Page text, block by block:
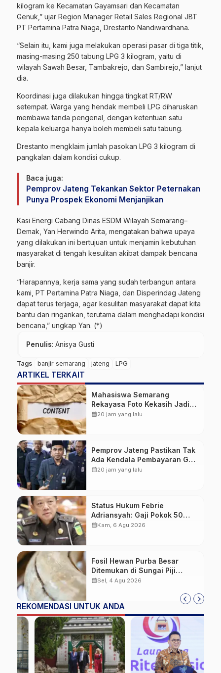
kilogram ke Kecamatan Gayamsari dan Kecamatan
Genuk,” ujar Region Manager Retail Sales Regional JBT
PT Pertamina Patra Niaga, Drestanto Nandiwardhana.
“Selain itu, kami juga melakukan operasi pasar di tiga titik,
masing-masing 250 tabung LPG 3 kilogram, yaitu di
wilayah Sawah Besar, Tambakrejo, dan Sambirejo,” lanjut
dia.
Koordinasi juga dilakukan hingga tingkat RT/RW
setempat. Warga yang hendak membeli LPG diharuskan
membawa tanda pengenal, dengan ketentuan satu
kepala keluarga hanya boleh membeli satu tabung.
Drestanto mengklaim jumlah pasokan LPG 3 kilogram di
pangkalan dalam kondisi cukup.
Baca juga:
Pemprov Jateng Tekankan Sektor Peternakan
Punya Prospek Ekonomi Menjanjikan
Kasi Energi Cabang Dinas ESDM Wilayah Semarang–
Demak, Yan Herwindo Arita, mengatakan bahwa upaya
yang dilakukan ini bertujuan untuk menjamin kebutuhan
masyarakat di tengah kesulitan akibat dampak bencana
banjir.
“Harapannya, kerja sama yang sudah terbangun antara
kami, PT Pertamina Patra Niaga, dan Disperindag Jateng
dapat terus terjaga, agar kesulitan masyarakat dapat kita
bantu dan ringankan, terutama dalam menghadapi kondisi
bencana,” ungkap Yan. (*)
Penulis: Anisya Gusti
Tags banjir semarang jateng LPG
ARTIKEL TERKAIT
Mahasiswa Semarang
Rekayasa Foto Kekasih Jadi
Konten Cabul karena Sakit
calendar_month20 jam yang lalu
Pemprov Jateng Pastikan Tak
Ada Kendala Pembayaran Gaji
ASN di Tengah Pemangkasan
calendar_month20 jam yang lalu
Status Hukum Febrie
Adriansyah: Gaji Pokok 50
Persen Tetap Mengalir,
calendar_monthKam, 6 Agu 2026
Fosil Hewan Purba Besar
Ditemukan di Sungai Piji
Kudus
calendar_monthSel, 4 Agu 2026
REKOMENDASI UNTUK ANDA